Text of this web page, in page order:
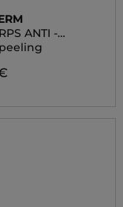
ANTI -
PEELING